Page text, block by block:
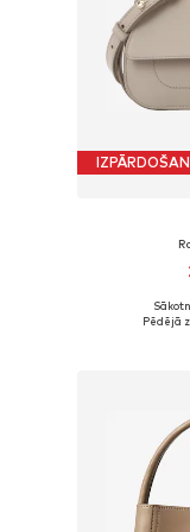
Pēdējā